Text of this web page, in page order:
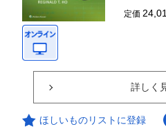
定価
詳しく
ほしいものリストに登録